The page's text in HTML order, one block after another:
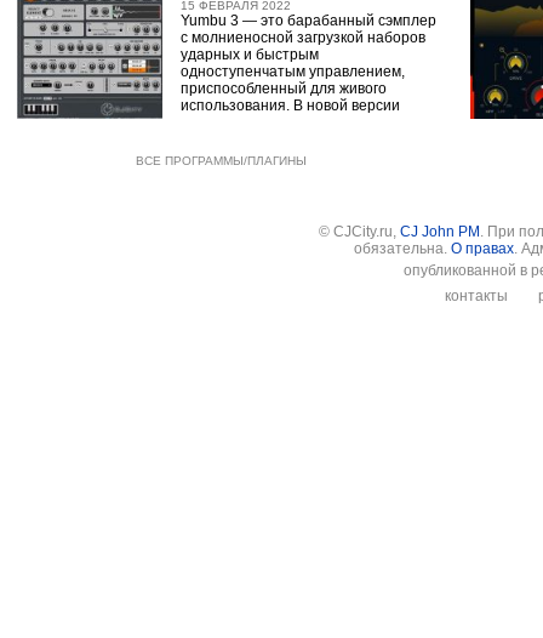
15 ФЕВРАЛЯ 2022
Yumbu 3 — это барабанный сэмплер
с молниеносной загрузкой наборов
ударных и быстрым
одноступенчатым управлением,
приспособленный для живого
использования. В новой версии
ВСЕ ПРОГРАММЫ/ПЛАГИНЫ
© CJCity.ru, CJ John PM . При
обязательна. О правах.
опубликованной в
контакты